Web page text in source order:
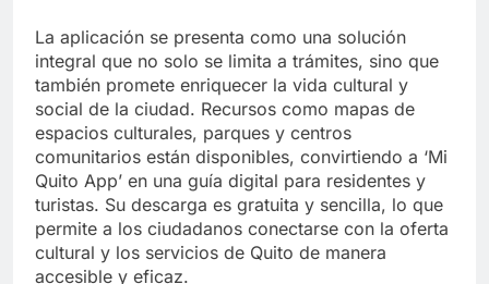
La aplicación se presenta como una solución
integral que no solo se limita a trámites, sino que
también promete enriquecer la vida cultural y
social de la ciudad. Recursos como mapas de
espacios culturales, parques y centros
comunitarios están disponibles, convirtiendo a ‘Mi
Quito App’ en una guía digital para residentes y
turistas. Su descarga es gratuita y sencilla, lo que
permite a los ciudadanos conectarse con la oferta
cultural y los servicios de Quito de manera
accesible y eficaz.